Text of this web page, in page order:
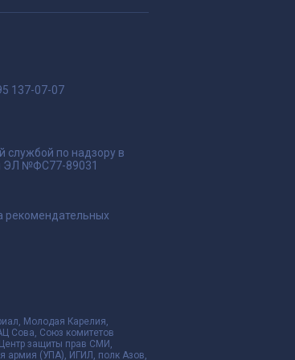
137-07-07
службой по надзору в
ЭЛ №ФС77-89031
рекомендательных
Молодая Карелия,
Сова, Союз комитетов
защиты прав СМИ,
армия (УПА), ИГИЛ, полк Азов,